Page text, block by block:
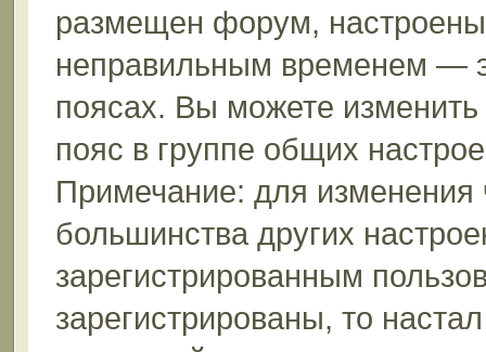
размещен форум,
неправильным временем —
поясах. Вы можете
пояс в группе общих
Примечание: для изменения
большинства других
зарегистрированным
зарегистрированы, то